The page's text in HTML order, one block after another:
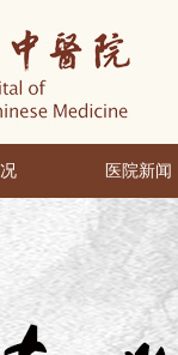
医院新闻